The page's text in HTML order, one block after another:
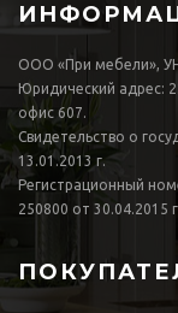
ООО «При мебели»,
Юридический адрес:
офис 607.
Свидетельство о
13.01.2013 г.
Регистрационный
250800 от 30.04.2015